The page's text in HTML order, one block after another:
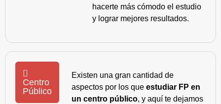
hacerte más cómodo el estudio
y lograr mejores resultados.
Centro
Público
Existen una gran cantidad de
aspectos por los que estudiar FP en
un centro público, y aquí te dejamos